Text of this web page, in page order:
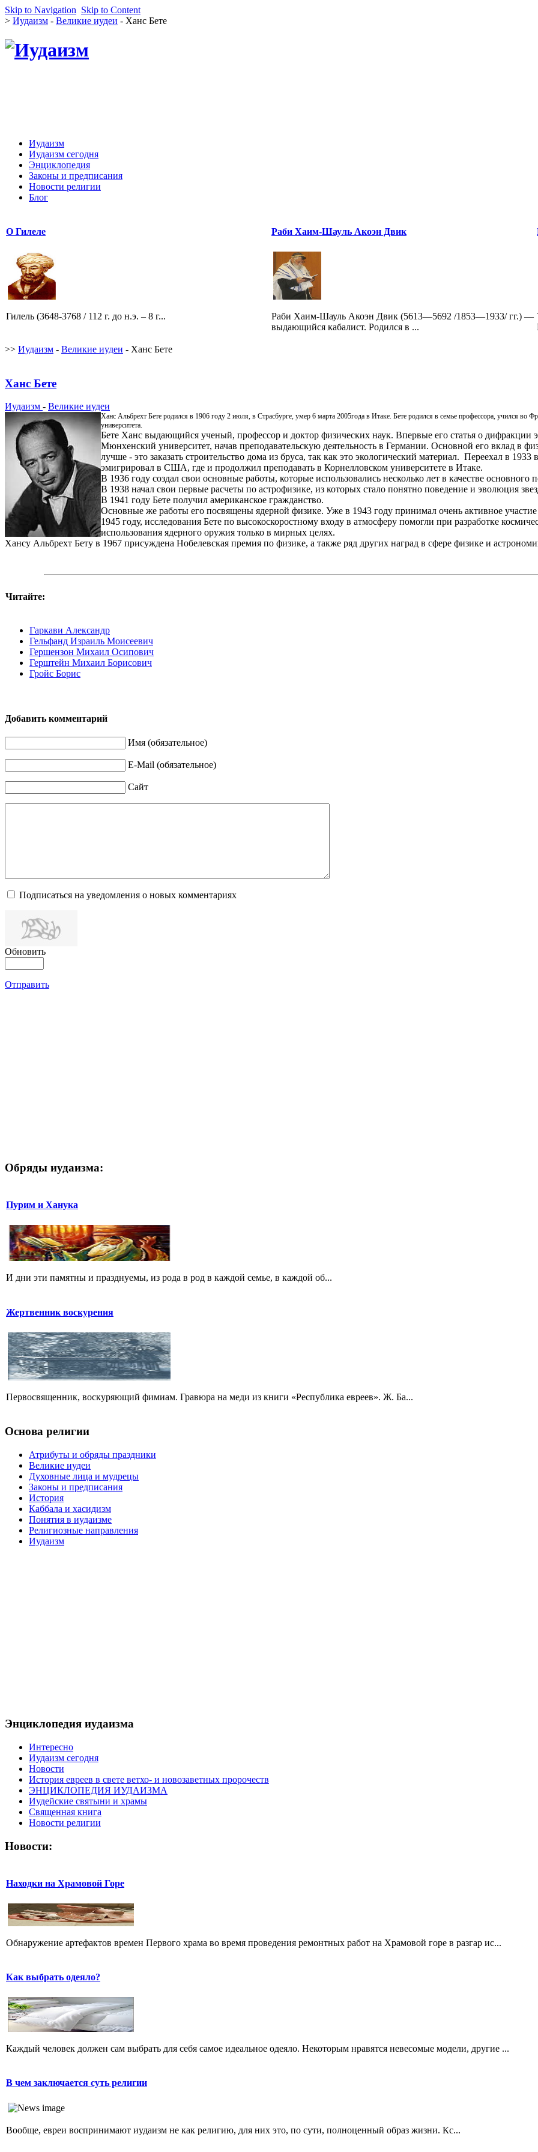
Skip to Navigation Skip to Content
> Иудаизм - Великие иудеи - Ханс Бете
Иудаизм
Иудаизм сегодня
Энциклопедия
Законы и предписания
Новости религии
Блог
О Гилеле
Гилель (3648-3768 / 112 г. до н.э. – 8 г...
Раби Хаим-Шауль Акоэн Двик
Раби Хаим-Шауль Акоэн Двик (5613—5692 /1853—1933/ гг.) —
выдающийся кабалист. Родился в ...
>> Иудаизм - Великие иудеи - Ханс Бете
Ханс Бете
Иудаизм - Великие иудеи
Ханс Альбрехт Бете родился в 1906 году 2 июля, в Страсбурге, умер 6 марта 2005года в Итаке. Бете родился в семье профессора, учился во
университета.
Бете Ханс выдающийся ученый, профессор и доктор физических наук. Впервые его статья о дифракции
Мюнхенский университет, начав преподавательскую деятельность в Германии. Основной его вклад в
лучше - это заказать строительство дома из бруса, так как это экологический материал. Переехал в
эмигрировал в США, где и продолжил преподавать в Корнелловском университете в Итаке.
В 1936 году создал свои основные работы, которые использовались несколько лет в качестве основного
В 1938 начал свои первые расчеты по астрофизике, из которых стало понятно поведение и эволюция
В 1941 году Бете получил американское гражданство.
Основные же работы его посвящены ядерной физике. Уже в 1943 году принимал очень активное
1945 году, исследования Бете по высокоскоростному входу в атмосферу помогли при разработке
использования ядерного оружия только в мирных целях.
Хансу Альбрехт Бету в 1967 присуждена Нобелевская премия по физике, а также ряд других наград в сфере физике и
Читайте:
Гаркави Александр
Гельфанд Израиль Моисеевич
Гершензон Михаил Осипович
Герштейн Михаил Борисович
Гройс Борис
Добавить комментарий
Имя (обязательное)
E-Mail (обязательное)
Сайт
Подписаться на уведомления о новых комментариях
Обновить
Отправить
Обряды иудаизма:
Пурим и Ханука
И дни эти памятны и празднуемы, из рода в род в каждой семье, в каждой об...
Жертвенник воскурения
Первосвященник, воскуряющий фимиам. Гравюра на меди из книги «Республика евреев». Ж. Ба...
Основа религии
Атрибуты и обряды праздники
Великие иудеи
Духовные лица и мудрецы
Законы и предписания
История
Каббала и хасидизм
Понятия в иудаизме
Религиозные направления
Иудаизм
Энциклопедия иудаизма
Интересно
Иудаизм сегодня
Новости
История евреев в свете ветхо- и новозаветных пророчеств
ЭНЦИКЛОПЕДИЯ ИУДАИЗМА
Иудейские святыни и храмы
Священная книга
Новости религии
Новости:
Находки на Храмовой Горе
Обнаружение артефактов времен Первого храма во время проведения ремонтных работ на Храмовой горе в разгар ис...
Как выбрать одеяло?
Каждый человек должен сам выбрать для себя самое идеальное одеяло. Некоторым нравятся невесомые модели, другие ...
В чем заключается суть религии
Вообще, евреи воспринимают иудаизм не как религию, для них это, по сути, полноценный образ жизни. Кс...